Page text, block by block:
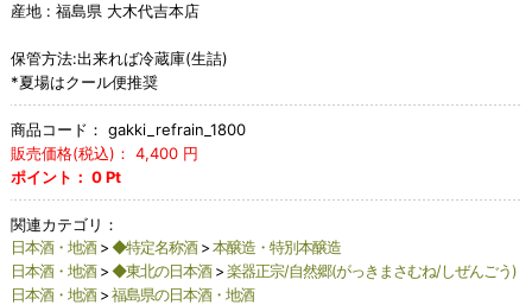
産地 : 福島県 大木代吉本店
保管方法:出来れば冷蔵庫(生詰)
*夏場はクール便推奨
商品コード： gakki_refrain_1800
販売価格(税込)： 4,400円
ポイント： 0Pt
関連カテゴリ：
日本酒・地酒> ◆特定名称酒> 本醸造・特別本醸造
日本酒・地酒> ◆東北の日本酒> 楽器正宗/自然郷(がっきまさむね/しぜんごう)
日本酒・地酒> 福島県の日本酒・地酒